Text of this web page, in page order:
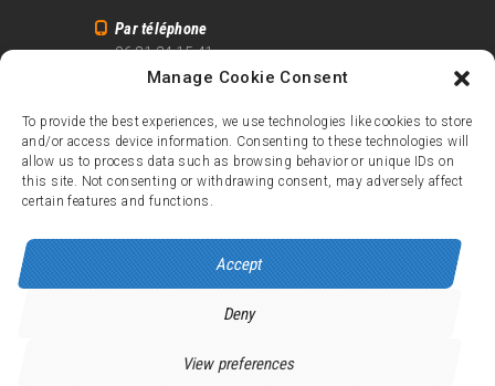
Manage Cookie Consent
To provide the best experiences, we use technologies like cookies to store
and/or access device information. Consenting to these technologies will
allow us to process data such as browsing behavior or unique IDs on
this site. Not consenting or withdrawing consent, may adversely affect
certain features and functions.
Accept
Deny
View preferences
Par téléphone
06 81 24 15 41
info@alpe21.fr
Mentions légales
Contact
crédits